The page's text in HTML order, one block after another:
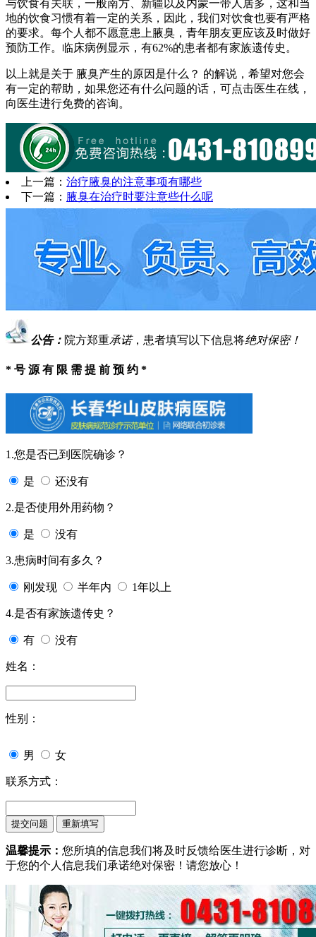
与饮食有关联，一般南方、新疆以及内蒙一带人居多，这和当
地的饮食习惯有着一定的关系，因此，我们对饮食也要有严格
的要求。每个人都不愿意患上腋臭，青年朋友更应该及时做好
预防工作。临床病例显示，有62%的患者都有家族遗传史。
以上就是关于 腋臭产生的原因是什么？ 的解说，希望对您会
有一定的帮助，如果您还有什么问题的话，可点击医生在线，
向医生进行免费的咨询。
上一篇： 治疗腋臭的注意事项有哪些
下一篇： 腋臭在治疗时要注意些什么呢
公告： 院方郑重承诺，患者填写以下信息将绝对保密！
* 号 源 有 限 需 提 前 预 约 *
1.您是否已到医院确诊？
是 还没有
2.是否使用外用药物？
是 没有
3.患病时间有多久？
刚发现 半年内 1年以上
4.是否有家族遗传史？
有 没有
姓名：
性别：
男 女
联系方式：
温馨提示： 您所填的信息我们将及时反馈给医生进行诊断，对
于您的个人信息我们承诺绝对保密！请您放心！